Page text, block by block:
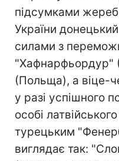
підсумками
України
силами з
"Хафнарфьордур"
(Польща), а віце-
у разі успішного
особі
турецьким
виглядає так: